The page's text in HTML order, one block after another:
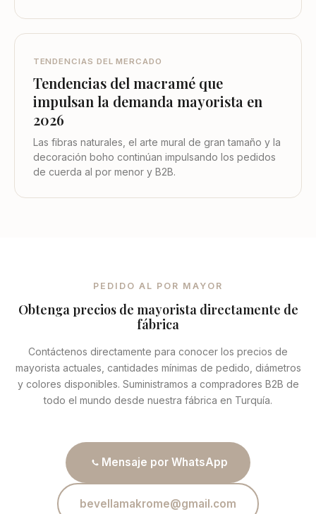
TENDENCIAS DEL MERCADO
Tendencias del macramé que
impulsan la demanda mayorista en
2026
Las fibras naturales, el arte mural de gran tamaño y la
decoración boho continúan impulsando los pedidos
de cuerda al por menor y B2B.
PEDIDO AL POR MAYOR
Obtenga precios de mayorista directamente de
fábrica
Contáctenos directamente para conocer los precios de
mayorista actuales, cantidades mínimas de pedido, diámetros
y colores disponibles. Suministramos a compradores B2B de
todo el mundo desde nuestra fábrica en Turquía.
Mensaje por WhatsApp
bevellamakrome@gmail.com